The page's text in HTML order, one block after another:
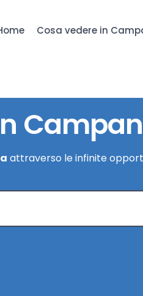
Cosa vedere in
attraverso le infinite